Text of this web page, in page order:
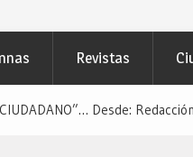
Revistas
Desde: